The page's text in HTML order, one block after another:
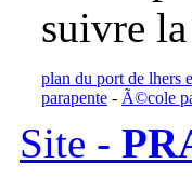
suivre
plan du port de lhers
parapente - Ã©cole
Site -